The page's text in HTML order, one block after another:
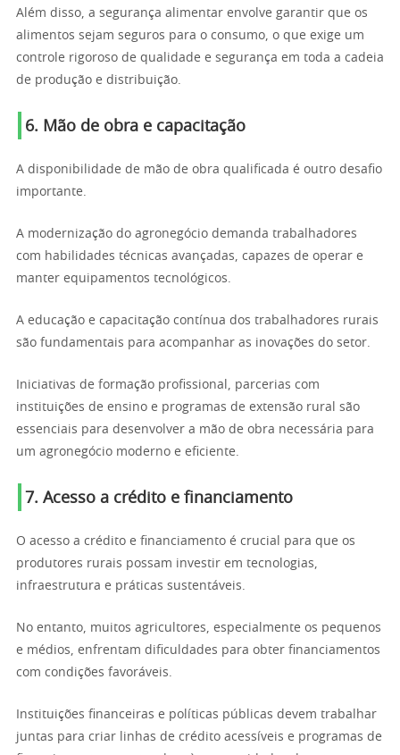
Além disso, a segurança alimentar envolve garantir que os
alimentos sejam seguros para o consumo, o que exige um
controle rigoroso de qualidade e segurança em toda a cadeia
de produção e distribuição.
6. Mão de obra e capacitação
A disponibilidade de mão de obra qualificada é outro desafio
importante.
A modernização do agronegócio demanda trabalhadores
com habilidades técnicas avançadas, capazes de operar e
manter equipamentos tecnológicos.
A educação e capacitação contínua dos trabalhadores rurais
são fundamentais para acompanhar as inovações do setor.
Iniciativas de formação profissional, parcerias com
instituições de ensino e programas de extensão rural são
essenciais para desenvolver a mão de obra necessária para
um agronegócio moderno e eficiente.
7. Acesso a crédito e financiamento
O acesso a crédito e financiamento é crucial para que os
produtores rurais possam investir em tecnologias,
infraestrutura e práticas sustentáveis.
No entanto, muitos agricultores, especialmente os pequenos
e médios, enfrentam dificuldades para obter financiamentos
com condições favoráveis.
Instituições financeiras e políticas públicas devem trabalhar
juntas para criar linhas de crédito acessíveis e programas de